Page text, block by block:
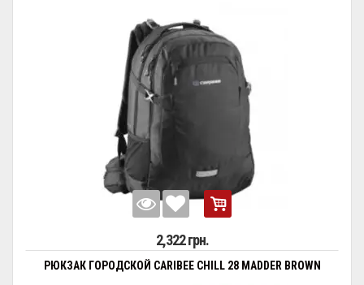
2,322 грн.
РЮКЗАК ГОРОДСКОЙ CARIBEE CHILL 28 MADDER BROWN